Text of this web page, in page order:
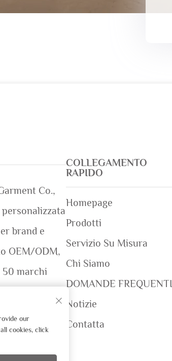
Co.,
brand e
OEM/ODM,
marchi
oggi
COLLEGAMENTO
RAPIDO
Homepage
Prodotti
Servizio Su Misura
Chi Siamo
DOMANDE FREQUENTI
Notizie
Contatta
our
cookies, click